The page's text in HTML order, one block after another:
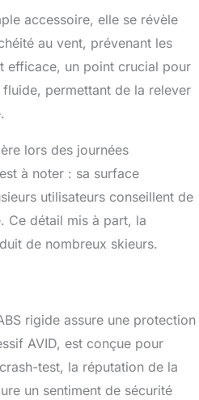
accessoire, elle se révèle
au vent, prévenant les
efficace, un point crucial pour
permettant de la relever
lors des journées
à noter : sa surface
utilisateurs conseillent de
Ce détail mis à part, la
de nombreux skieurs.
rigide assure une protection
AVID, est conçue pour
test, la réputation de la
un sentiment de sécurité